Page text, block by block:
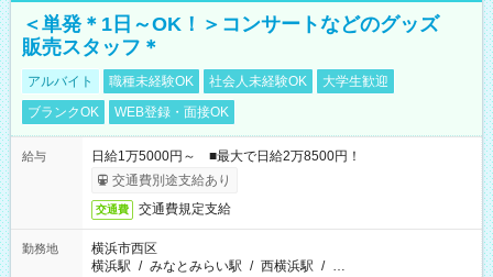
＜単発＊1日～OK！＞コンサートなどのグッズ
販売スタッフ＊
アルバイト 職種未経験OK 社会人未経験OK
大学生歓迎
ブランクOK
WEB登録・面接OK
給与
日給1万5000円～ ■最大で日給2万8500円！
交通費別途支給あり
交通費 交通費規定支給
勤務地
横浜市西区
横浜駅 / みなとみらい駅 / 西横浜駅 / …